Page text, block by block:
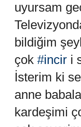
uyursam
bildiğim
çok #incir i
İsterim ki
anne
kardeşimi